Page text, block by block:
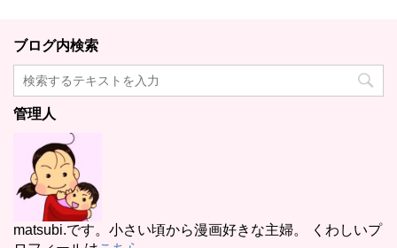
ブログ内検索
管理人
matsubi.です。小さい頃から漫画好きな主婦。 くわしいプ